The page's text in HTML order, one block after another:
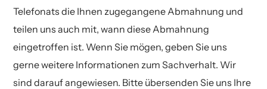
Telefonats die Ihnen zugegangene Abmahnung und
teilen uns auch mit, wann diese Abmahnung
eingetroffen ist. Wenn Sie mögen, geben Sie uns
gerne weitere Informationen zum Sachverhalt. Wir
sind darauf angewiesen. Bitte übersenden Sie uns Ihre